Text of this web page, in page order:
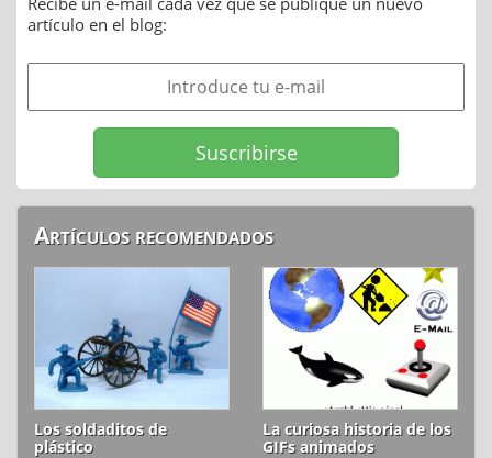
artículo en el blog:
Artículos recomendados
Los soldaditos de
plástico
La curiosa historia de los
GIFs animados